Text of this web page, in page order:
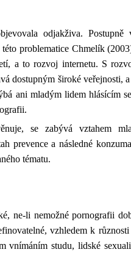
odjakživa.
problematice Chmelík
a to rozvoj internetu. S
dostupným široké veřejnosti,
ani mladým lidem hlásícím
se zabývá vztahem
prevence a následné
tématu.
ne-li nemožné pornografii
vzhledem k
vnímáním studu, lidské